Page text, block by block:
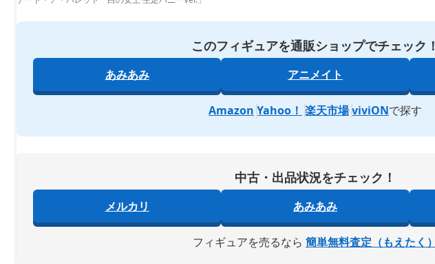
このフィギュアを通販ショップでチェック！
あみあみ アニメイト
Amazon Yahoo！ 楽天市場 viviONで探す
中古・出品状況をチェック！
メルカリ あみあみ
フィギュアを売るなら 簡単無料査定（もえたく）